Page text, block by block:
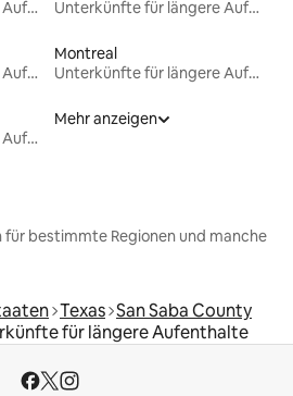
Unterkünfte für längere Aufenthalte
Unterkünfte für längere Aufenthalte
Unterkünfte für längere Aufenthalte
Montreal
Unterkünfte für längere Aufenthalte
Unterkünfte für längere Aufenthalte
Mehr anzeigen
für bestimmte Regionen und manche
Texas San Saba County
für längere Aufenthalte